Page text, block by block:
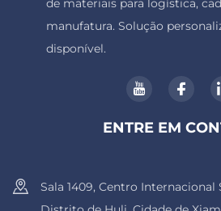
de materiais para logística,
manufatura. Solução
disponível.
ENTRE EM
Sala 1409, Centro Internacional